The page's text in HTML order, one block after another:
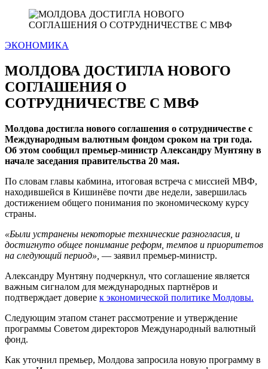
ЭКОНОМИКА
МОЛДОВА ДОСТИГЛА НОВОГО
СОГЛАШЕНИЯ О
СОТРУДНИЧЕСТВЕ С МВФ
Молдова достигла нового соглашения о сотрудничестве с
Международным валютным фондом сроком на три года.
Об этом сообщил премьер-министр Александру Мунтяну в
начале заседания правительства 20 мая.
По словам главы кабмина, итоговая встреча с миссией МВФ,
находившейся в Кишинёве почти две недели, завершилась
достижением общего понимания по экономическому курсу
страны.
«Были устранены некоторые технические разногласия, и
достигнуто общее понимание реформ, темпов и приоритетов
на следующий период», — заявил премьер-министр.
Александру Мунтяну подчеркнул, что соглашение является
важным сигналом для международных партнёров и
подтверждает доверие к экономической политике Молдовы.
Следующим этапом станет рассмотрение и утверждение
программы Советом директоров Международный валютный
фонд.
Как уточнил премьер, Молдова запросила новую программу в